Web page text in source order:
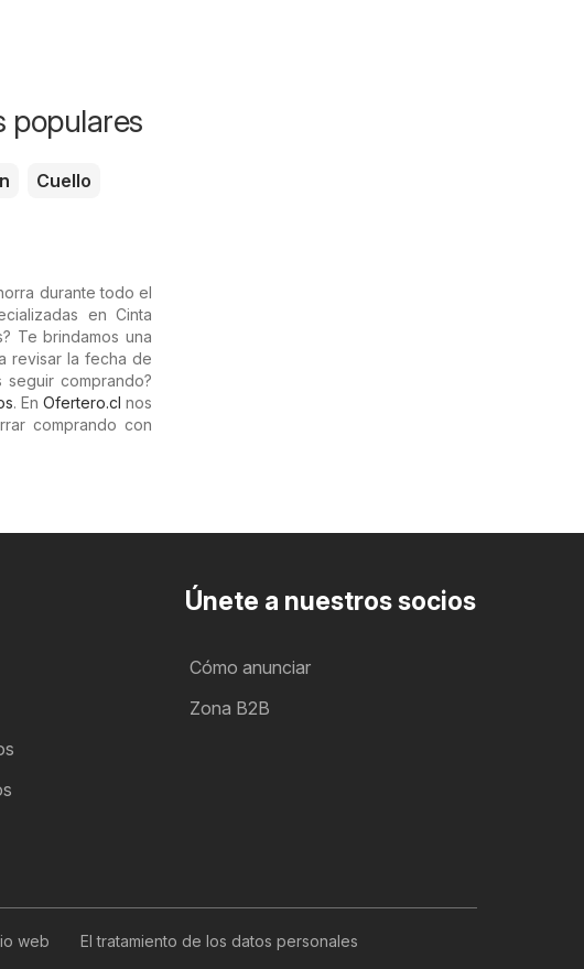
populares
Cuello
durante todo el
en Cinta
Te brindamos una
revisar la fecha de
comprando?
. En Ofertero.cl nos
comprando con
Únete a nuestros socios
Cómo anunciar
Zona B2B
web El tratamiento de los datos personales